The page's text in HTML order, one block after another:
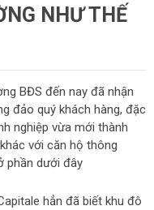
NHƯ THẾ
BĐS đến nay đã nhận
đảo quý khách hàng, đặc
nghiệp vừa mới thành
với căn hộ thông
phần dưới đây
hẳn đã biết khu đô